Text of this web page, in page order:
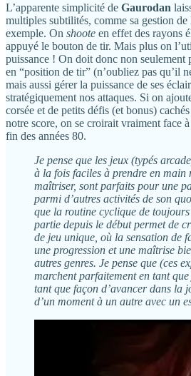
L’apparente simplicité de Gaurodan
multiples subtilités, comme sa gestion
exemple. On shoote en effet des rayons
appuyé le bouton de tir. Mais plus on
puissance ! On doit donc non seulement
en “position de tir” (n’oubliez pas qu’il
mais aussi gérer la puissance de ses
stratégiquement nos attaques. Si on
corsée et de petits défis (et bonus)
notre score, on se croirait vraiment face
fin des années 80.
Je pense que les jeux (typés
à la fois faciles à prendre en main
maîtriser, sont parfaits pour une
parmi d’autres activités de son
que la routine cyclique de
partie depuis le début permet de
de jeu unique, où la sensation de
une progression et une maîtrise
autres genres. Je pense que (ces
marchent parfaitement en tant
tant que façon d’avancer dans la
d’un moment à un autre avec un